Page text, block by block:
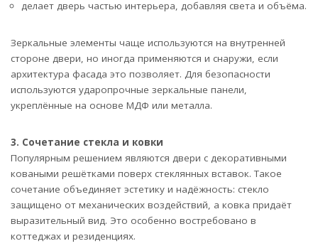
делает дверь частью интерьера, добавляя света и объёма.
Зеркальные элементы чаще используются на внутренней
стороне двери, но иногда применяются и снаружи, если
архитектура фасада это позволяет. Для безопасности
используются ударопрочные зеркальные панели,
укреплённые на основе МДФ или металла.
3. Сочетание стекла и ковки
Популярным решением являются двери с декоративными
коваными решётками поверх стеклянных вставок. Такое
сочетание объединяет эстетику и надёжность: стекло
защищено от механических воздействий, а ковка придаёт
выразительный вид. Это особенно востребовано в
коттеджах и резиденциях.